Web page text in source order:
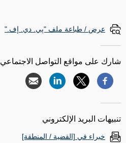
عرض / طباعة ملف "پي. دي. إف."
شارك على مواقع التواصل الاجتماعي
تنبيهات البريد الإلكتروني
خبراء في [القضية / المنطقة]